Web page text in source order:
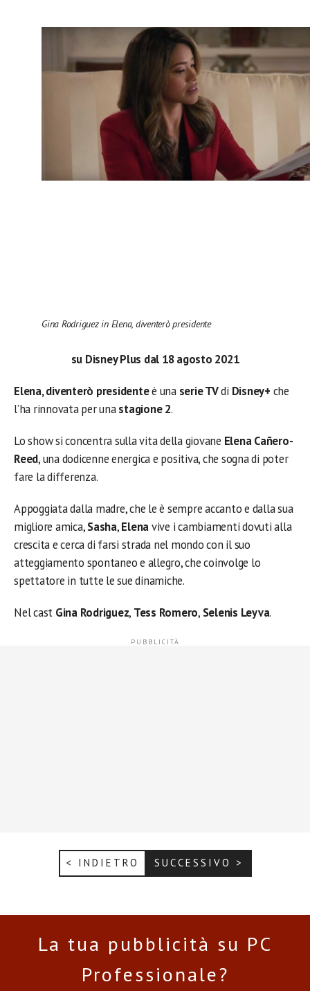
Gina Rodriguez in Elena, diventerò presidente
su Disney Plus dal 18 agosto 2021
Elena, diventerò presidenteè una serie TVdi Disney+ che
l’ha rinnovata per unastagione 2.
Lo show si concentra sulla vita della giovane Elena Cañero-
Reed, una dodicenne energica e positiva, che sogna di poter
fare la differenza.
Appoggiata dalla madre, che le è sempre accanto e dalla sua
migliore amica,Sasha,Elenavive i cambiamenti dovuti alla
crescita e cerca di farsi strada nel mondo con il suo
atteggiamento spontaneo e allegro, che coinvolge lo
spettatore in tutte le sue dinamiche.
Nel cast Gina Rodriguez, Tess Romero, Selenis Leyva.
< INDIETRO SUCCESSIVO >
La tua pubblicità su PC
Professionale?